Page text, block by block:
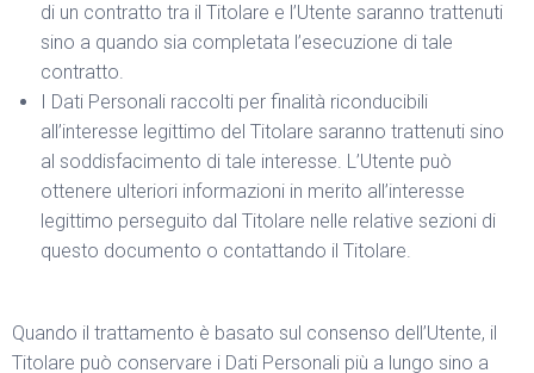
di un contratto tra il Titolare e l’Utente saranno trattenuti
sino a quando sia completata l’esecuzione di tale
contratto.
I Dati Personali raccolti per finalità riconducibili
all’interesse legittimo del Titolare saranno trattenuti sino
al soddisfacimento di tale interesse. L’Utente può
ottenere ulteriori informazioni in merito all’interesse
legittimo perseguito dal Titolare nelle relative sezioni di
questo documento o contattando il Titolare.
Quando il trattamento è basato sul consenso dell’Utente, il
Titolare può conservare i Dati Personali più a lungo sino a